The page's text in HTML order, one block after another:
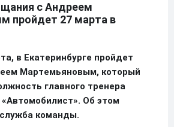
с Андреем
пройдет 27 марта в
в Екатеринбурге пройдет
Мартемьяновым, который
главного тренера
«Автомобилист». Об этом
команды.